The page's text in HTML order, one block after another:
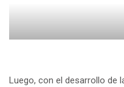
Luego, con el desarrollo de